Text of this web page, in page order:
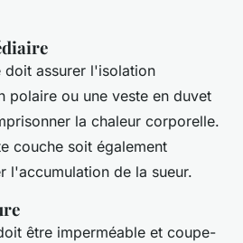
doit assurer l'isolation
polaire ou une veste en duvet
la chaleur corporelle.
couche soit également
l'accumulation de la sueur.
être imperméable et coupe-